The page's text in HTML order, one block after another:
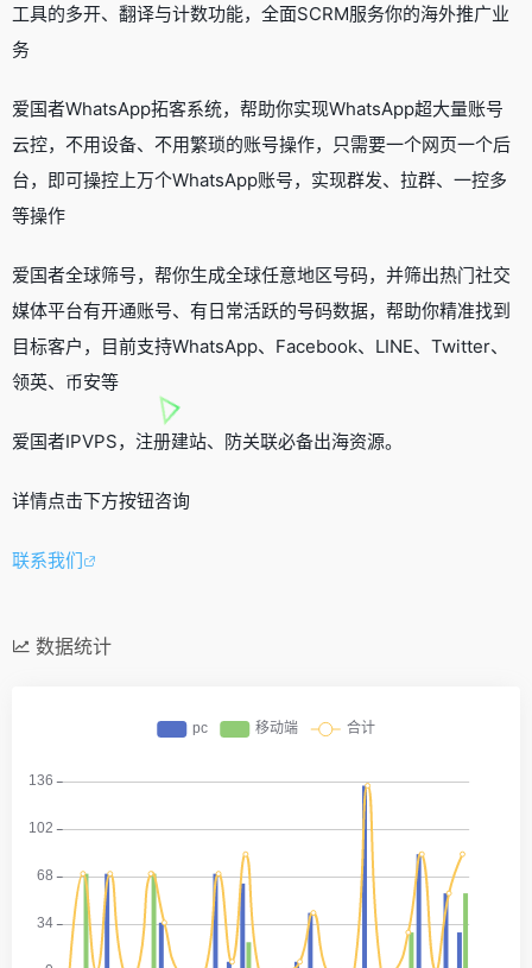
工具的多开、翻译与计数功能，全面SCRM服务你的海外推广业
务
爱国者WhatsApp拓客系统，帮助你实现WhatsApp超大量账号
云控，不用设备、不用繁琐的账号操作，只需要一个网页一个后
台，即可操控上万个WhatsApp账号，实现群发、拉群、一控多
等操作
爱国者全球筛号，帮你生成全球任意地区号码，并筛出热门社交
媒体平台有开通账号、有日常活跃的号码数据，帮助你精准找到
目标客户，目前支持WhatsApp、Facebook、LINE、Twitter、
领英、币安等
爱国者IPVPS，注册建站、防关联必备出海资源。
详情点击下方按钮咨询
联系我们
数据统计